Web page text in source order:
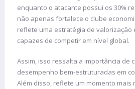
enquanto o atacante possui os 30%
não apenas fortalece o clube
reflete uma estratégia de valorização
capazes de competir em nível global.
Assim, isso ressalta a importância de
desempenho bem-estruturadas em
Além disso, reflete um momento mais